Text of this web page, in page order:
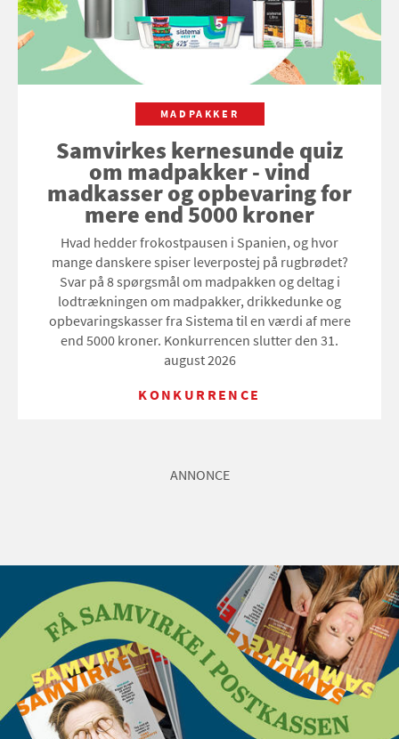
MADPAKKER
Samvirkes kernesunde quiz
om madpakker - vind
madkasser og opbevaring for
mere end 5000 kroner
Hvad hedder frokostpausen i Spanien, og hvor
mange danskere spiser leverpostej på rugbrødet?
Svar på 8 spørgsmål om madpakken og deltag i
lodtrækningen om madpakker, drikkedunke og
opbevaringskasser fra Sistema til en værdi af mere
end 5000 kroner. Konkurrencen slutter den 31.
august 2026
KONKURRENCE
ANNONCE